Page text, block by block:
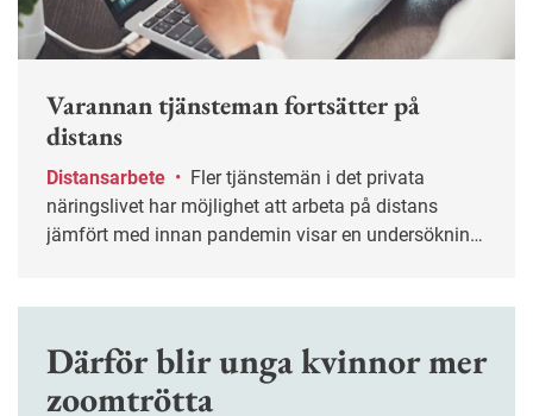
Varannan tjänsteman fortsätter på
distans
Distansarbete •
näringslivet har möjlighet att arbeta på distans
jämfört med innan pandemin visar en undersökning
Därför blir unga kvinnor mer
zoomtrötta